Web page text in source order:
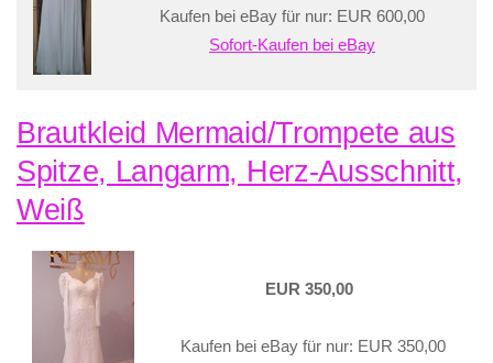
Kaufen bei eBay für nur: EUR 600,00
Sofort-Kaufen bei eBay
Brautkleid Mermaid/Trompete aus
Spitze, Langarm, Herz-Ausschnitt,
Weiß
EUR 350,00
Kaufen bei eBay für nur: EUR 350,00